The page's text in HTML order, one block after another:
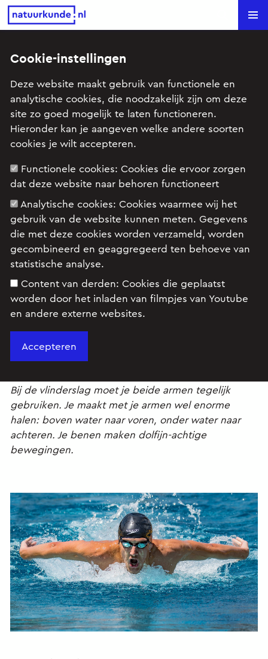
Natuurkunde.nl Search
Vijftig meter vlinderslag (VWO-
2,2011 opg1)
Onderwerp: Arbeid en energie, Kracht en beweging,
Rechtlijnige beweging, Trilling en golf
Examenopgave VWO, natuurkunde, 2011 tijdvak 2,
opgave 1: Vijftig meter vlinderslag
Bij de vlinderslag moet je beide armen tegelijk
gebruiken. Je maakt met je armen wel enorme
halen: boven water naar voren, onder water naar
achteren. Je benen maken dolfijn-achtige
bewegingen.
Cookie-instellingen
Deze website maakt gebruik van functionele en
analytische cookies, die noodzakelijk zijn om deze
site zo goed mogelijk te laten functioneren.
Hieronder kan je aangeven welke andere soorten
cookies je wilt accepteren.
Functionele cookies: Cookies die ervoor zorgen
dat deze website naar behoren functioneert
Analytische cookies: Cookies waarmee wij het
gebruik van de website kunnen meten. Gegevens
die met deze cookies worden verzameld, worden
gecombineerd en geaggregeerd ten behoeve van
statistische analyse.
Content van derden: Cookies die geplaatst
worden door het inladen van filmpjes van Youtube
en andere externe websites.